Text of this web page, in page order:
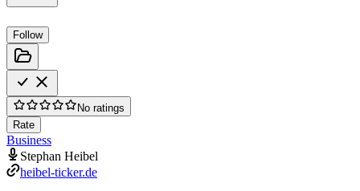
Follow
No ratings
Rate
Business
Stephan Heibel
heibel-ticker.de